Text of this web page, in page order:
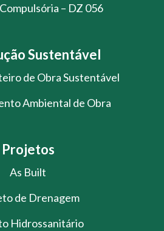
– DZ 056
Sustentável
de Obra Sustentável
Ambiental de Obra
Projetos
As Built
de Drenagem
Hidrossanitário